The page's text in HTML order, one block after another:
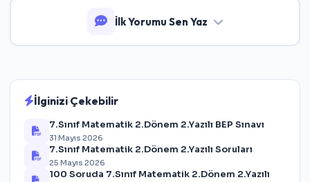
İlk Yorumu Sen Yaz
İlginizi Çekebilir
7.Sınıf Matematik 2.Dönem 2.Yazılı BEP Sınavı
31 Mayıs 2026
7.Sınıf Matematik 2.Dönem 2.Yazılı Soruları
25 Mayıs 2026
100 Soruda 7.Sınıf Matematik 2.Dönem 2.Yazılı